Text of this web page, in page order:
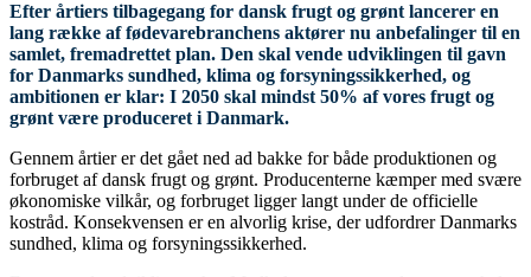
Efter årtiers tilbagegang for dansk frugt og grønt lancerer en
lang række af fødevarebranchens aktører nu anbefalinger til en
samlet, fremadrettet plan. Den skal vende udviklingen til gavn
for Danmarks sundhed, klima og forsyningssikkerhed, og
ambitionen er klar: I 2050 skal mindst 50% af vores frugt og
grønt være produceret i Danmark.
Gennem årtier er det gået ned ad bakke for både produktionen og
forbruget af dansk frugt og grønt. Producenterne kæmper med svære
økonomiske vilkår, og forbruget ligger langt under de officielle
kostråd. Konsekvensen er en alvorlig krise, der udfordrer Danmarks
sundhed, klima og forsyningssikkerhed.